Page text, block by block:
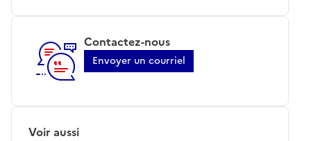
Contactez-nous
Envoyer un courriel
Voir aussi